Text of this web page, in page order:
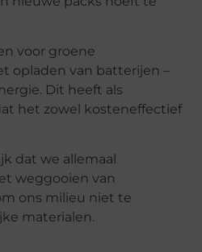
voor groene
opladen van batterijen –
Dit heeft als
het zowel kosteneffectief
dat we allemaal
weggooien van
ons milieu niet te
materialen.